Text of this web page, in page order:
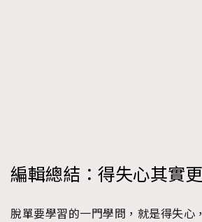
編輯總結：得失心其實
脫單要學習的一門學問，就是得失心